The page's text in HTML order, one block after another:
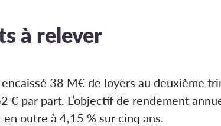
à relever
encaissé 38 M€ de loyers au deuxième
€ par part. L’objectif de rendement
outre à 4,15 % sur cinq ans.